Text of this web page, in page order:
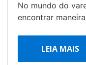
No mundo do
encontrar
LEIA MAIS